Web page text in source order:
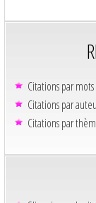
Citations par mots
Citations par
Citations par